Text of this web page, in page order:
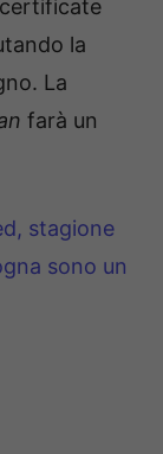
la
La
farà un
stagione
sono un